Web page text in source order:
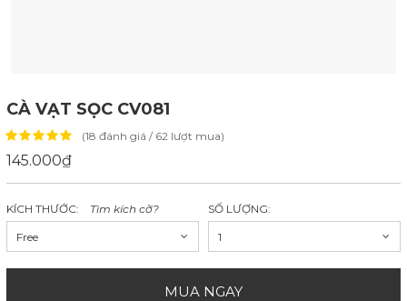
CÀ VẠT SỌC CV081
(18 đánh giá / 62 lượt mua)
145.000₫
KÍCH THƯỚC: Tìm kích cỡ?
Free
SỐ LƯỢNG:
1
MUA NGAY